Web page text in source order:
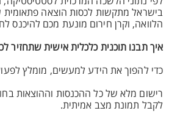
הלוואה, וקרן חירום מונעת מכם להיכנס
איך תבנו תוכנית כלכלית אישית שתחזיר
כדי להפוך את הידע למעשים, מומלץ
רישום מלא של כל ההכנסות וההוצאות
לקבל תמונת מצב אמיתית.